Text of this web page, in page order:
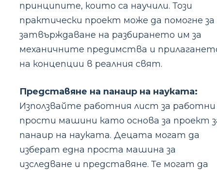
принципите, които са научили. Този
практически проект може да помогне за
затвърждаване на разбирането им за
механичните предимства и
на концепции в реалния свят.
Представяне на панаир на науката:
Използвайте работния лист за работни
прости машини като основа за проект
панаир на науката. Децата могат да
изберат една проста машина за
изследване и представяне. Те могат да